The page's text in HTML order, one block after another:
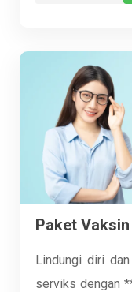
pengalaman
berkualitas
kami layani.
Paket
Lindungi diri
serviks dengan